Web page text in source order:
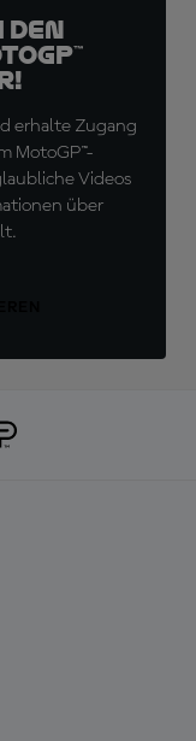
den
erhalte Zugang
MotoGP™-
Videos
über